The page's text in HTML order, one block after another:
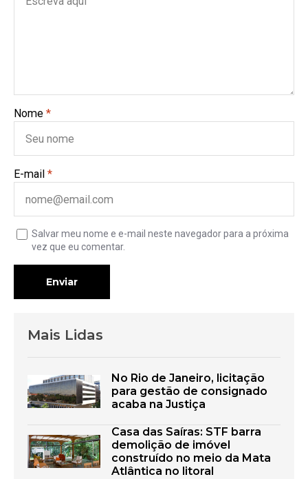
Nome *
E-mail *
Salvar meu nome e e-mail neste navegador para a próxima
vez que eu comentar.
Enviar
Mais Lidas
No Rio de Janeiro, licitação
para gestão de consignado
acaba na Justiça
Casa das Saíras: STF barra
demolição de imóvel
construído no meio da Mata
Atlântica no litoral